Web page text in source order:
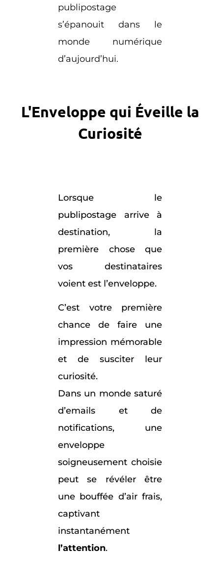
publipostage
s’épanouit dans le
monde numérique
d’aujourd’hui.
L'Enveloppe qui Éveille la
Curiosité
Lorsque le
publipostage arrive à
destination, la
première chose que
vos destinataires
voient est l’enveloppe.
C’est votre première
chance de faire une
impression mémorable
et de susciter leur
curiosité.
Dans un monde saturé
d’emails et de
notifications, une
enveloppe
soigneusement choisie
peut se révéler être
une bouffée d’air frais,
captivant
instantanément
l’attention.